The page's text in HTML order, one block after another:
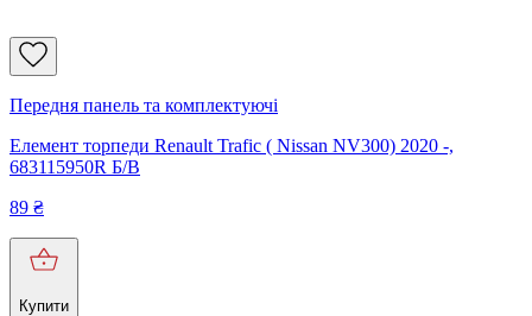
Передня панель та комплектуючі
Елемент торпеди Renault Trafic ( Nissan NV300) 2020 -,
683115950R Б/В
89 ₴
Купити